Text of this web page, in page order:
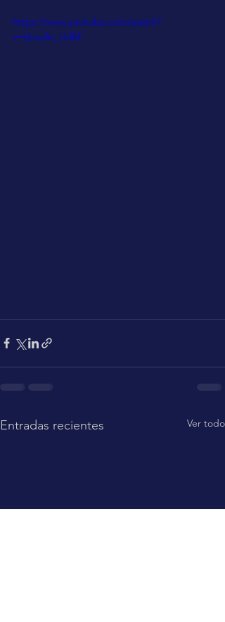
https://www.youtube.com/watch?
v=Ijkao2n_UdM
Entradas recientes Ver todo